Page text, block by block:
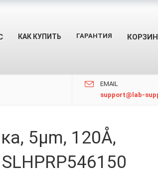
КАК КУПИТЬ ГАРАНТИЯ
EMAIL
support@lab-
5μm, 120Å,